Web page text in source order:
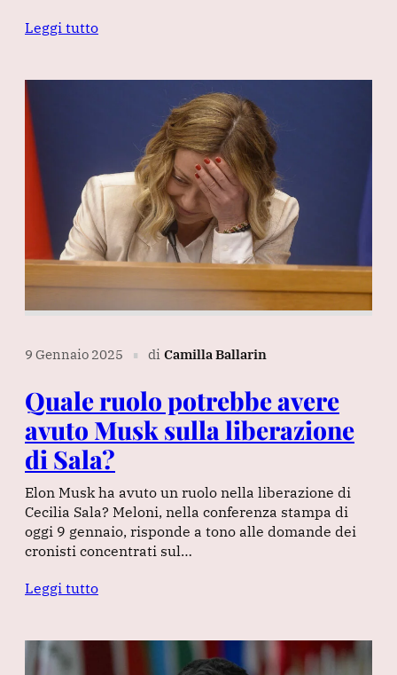
Leggi tutto
9 Gennaio 2025 ∎ di Camilla Ballarin
Quale ruolo potrebbe avere
avuto Musk sulla liberazione
di Sala?
Elon Musk ha avuto un ruolo nella liberazione di
Cecilia Sala? Meloni, nella conferenza stampa di
oggi 9 gennaio, risponde a tono alle domande dei
cronisti concentrati sul…
Leggi tutto